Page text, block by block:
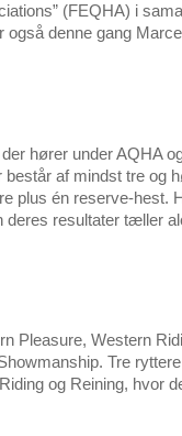
(FEQHA) i
også denne gang Marcel
hører under AQHA
består af mindst tre og
plus én reserve-hest.
deres resultater tæller
Pleasure, Western
Tre
og Reining, hvor